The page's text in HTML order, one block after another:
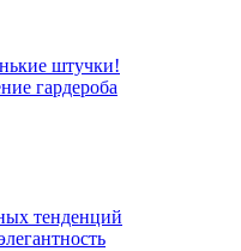
штучки!
гардероба
тенденций